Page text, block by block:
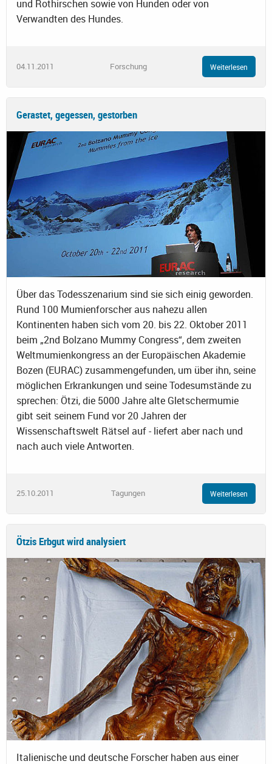
und Rothirschen sowie von Hunden oder von
Verwandten des Hundes.
04.11.2011 Forschung Weiterlesen
Gerastet, gegessen, gestorben
Über das Todesszenarium sind sie sich einig geworden.
Rund 100 Mumienforscher aus nahezu allen
Kontinenten haben sich vom 20. bis 22. Oktober 2011
beim „2nd Bolzano Mummy Congress“, dem zweiten
Weltmumienkongress an der Europäischen Akademie
Bozen (EURAC) zusammengefunden, um über ihn, seine
möglichen Erkrankungen und seine Todesumstände zu
sprechen: Ötzi, die 5000 Jahre alte Gletschermumie
gibt seit seinem Fund vor 20 Jahren der
Wissenschaftswelt Rätsel auf - liefert aber nach und
nach auch viele Antworten.
25.10.2011 Tagungen Weiterlesen
Ötzis Erbgut wird analysiert
Italienische und deutsche Forscher haben aus einer